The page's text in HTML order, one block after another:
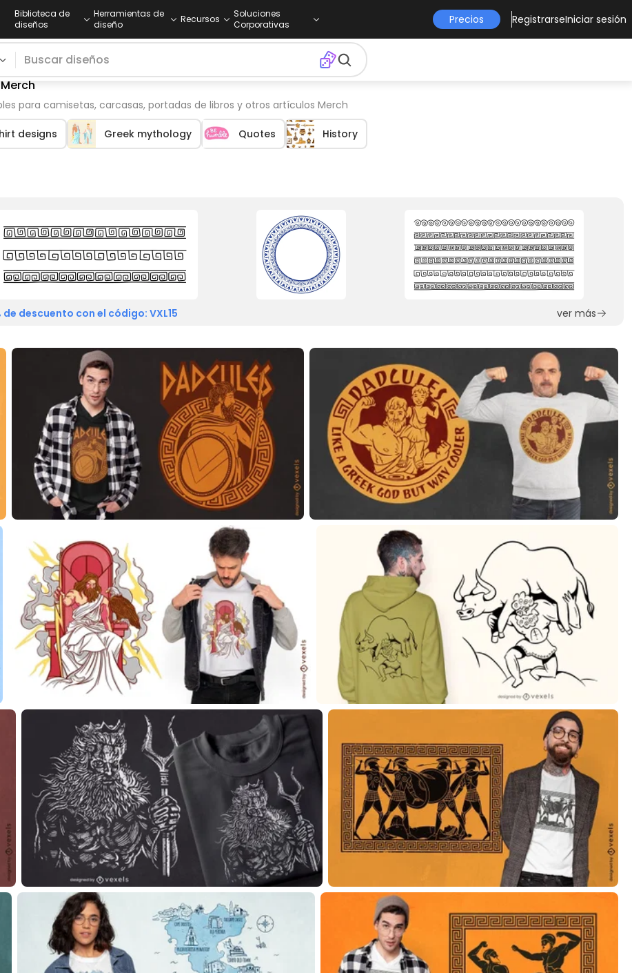
Biblioteca de
diseños
Herramientas de
diseño
Recursos
Soluciones
Corporativas
Precios RegistrarseIniciar sesión
para camisetas, carcasas, portadas de libros y otros artículos Merch
designs Greek mythology Quotes History
de descuento con el código: VXL15 ver más